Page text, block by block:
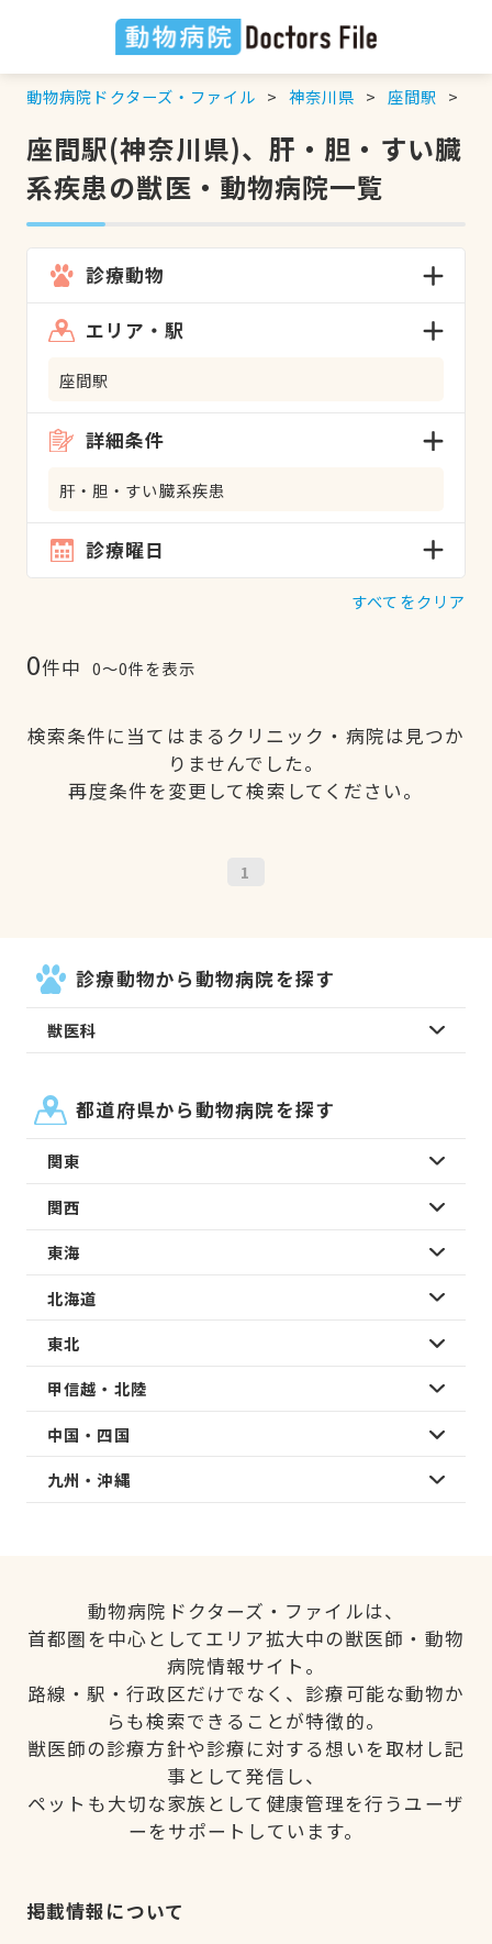
動物病院ドクターズ・ファイル 神奈川県 座間駅
座間駅(神奈川県)、肝・胆・すい臓
系疾患の獣医・動物病院一覧
診療動物
エリア・駅
座間駅
詳細条件
肝・胆・すい臓系疾患
診療曜日
すべてをクリア
0件中 0〜0件を表示
検索条件に当てはまるクリニック・病院は見つか
りませんでした。
再度条件を変更して検索してください。
1
診療動物から動物病院を探す
獣医科
都道府県から動物病院を探す
関東
関西
東海
北海道
東北
甲信越・北陸
中国・四国
九州・沖縄
動物病院ドクターズ・ファイルは、
首都圏を中心としてエリア拡大中の獣医師・動物
病院情報サイト。
路線・駅・行政区だけでなく、診療可能な動物か
らも検索できることが特徴的。
獣医師の診療方針や診療に対する想いを取材し記
事として発信し、
ペットも大切な家族として健康管理を行うユーザ
ーをサポートしています。
掲載情報について